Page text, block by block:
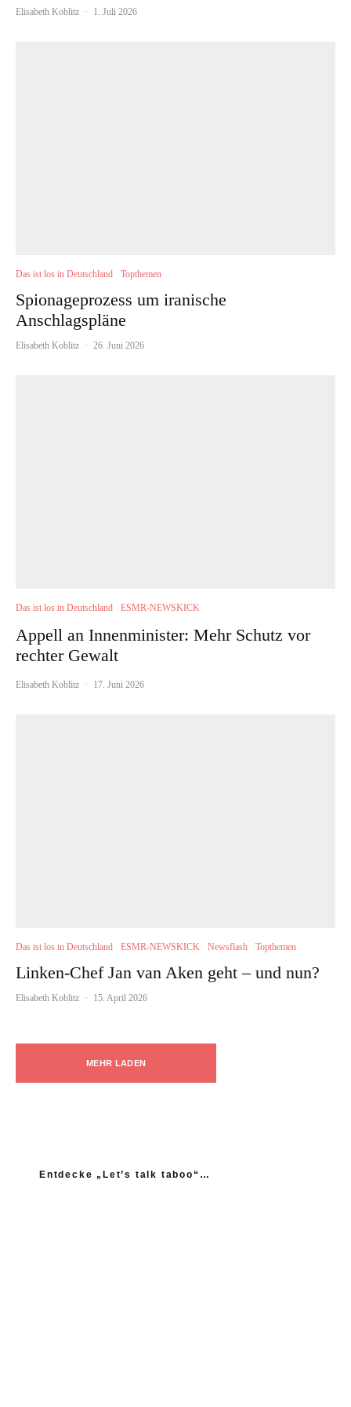
Elisabeth Koblitz · 1. Juli 2026
Das ist los in Deutschland Topthemen
Spionageprozess um iranische
Anschlagspläne
Elisabeth Koblitz · 26. Juni 2026
Das ist los in Deutschland ESMR-NEWSKICK
Appell an Innenminister: Mehr Schutz vor
rechter Gewalt
Elisabeth Koblitz · 17. Juni 2026
Das ist los in Deutschland ESMR-NEWSKICK Newsflash Topthemen
Linken-Chef Jan van Aken geht – und nun?
Elisabeth Koblitz · 15. April 2026
MEHR LADEN
Entdecke „Let’s talk taboo“…